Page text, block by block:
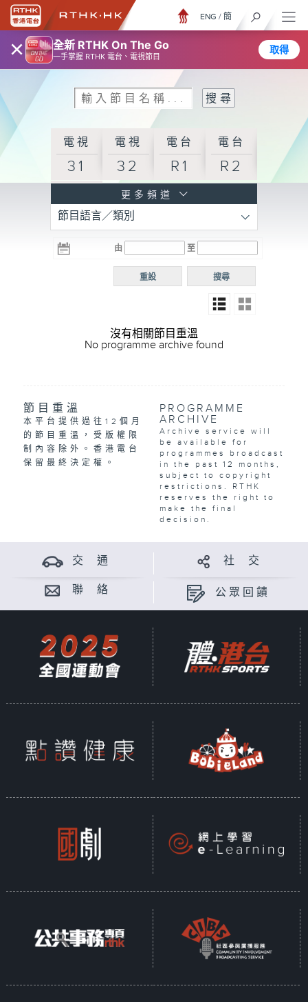
× 全新 RTHK On The Go
一手掌握 RTHK 電台、電視節目
取得
ENG / 簡
電視
31
電視
32
電台
R1
電台
R2
R3
電台 電台
R5
電台
普通
更多頻道
節目語言／類別
由 至
搜尋
重設
沒有相關節目重溫
No programme archive found
節目重溫
本平台提供過往12個月
的節目重溫，受版權限
制內容除外。香港電台
保留最終決定權。
PROGRAMME
ARCHIVE
Archive service will
be available for
programmes broadcast
in the past 12 months,
subject to copyright
restrictions. RTHK
reserves the right to
make the final
decision.
交 通 社 交
聯 絡 公眾回饋